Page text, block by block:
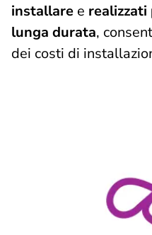
installare e
lunga durata,
dei costi di